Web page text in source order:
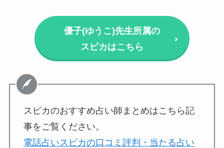
優子(ゆうこ)先生所属の
スピカはこちら
スピカのおすすめ占い師まとめはこちら記
事をご覧ください。
電話占いスピカの口コミ評判・当たる占い